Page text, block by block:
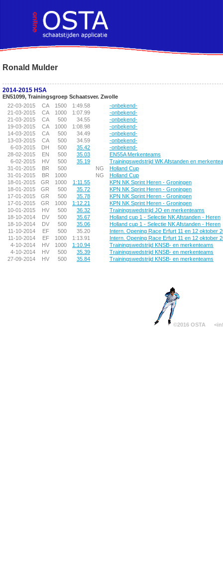
Ronald Mulder
2014-2015 HSA
EN51099, Trainingsgroep Schaatsver. Zwolle
22-03-2015
CA 1500 1:49.58
-onbekend-
21-03-2015
CA 1000 1:07.99
-onbekend-
21-03-2015
CA 500 34.55
-onbekend-
19-03-2015
CA 1000 1:08.98
-onbekend-
14-03-2015
CA 500 34.49
-onbekend-
13-03-2015
CA 500 34.59
-onbekend-
6-03-2015
DH 500 35.42
-onbekend-
28-02-2015
EN 500 35.03
EN55A Merkenteams
6-02-2015
HV 500 35.19
Trainingswedstrijd WK Afstanden en
31-01-2015
BR 500 NG
Holland Cup
31-01-2015
BR 1000 NG
Holland Cup
18-01-2015
GR 1000 1:11.55
KPN NK Sprint Heren - Groningen
18-01-2015
GR 500 35.72
KPN NK Sprint Heren - Groningen
17-01-2015
GR 500 35.78
KPN NK Sprint Heren - Groningen
17-01-2015
GR 1000 1:12.21
KPN NK Sprint Heren - Groningen
10-01-2015
HV 500 36.32
Trainingswedstrijd JO en merkenteams
18-10-2014
DV 500 35.67
Holland cup 1 - Selectie NK Afstanden - Heren
18-10-2014
DV 500 35.06
Holland cup 1 - Selectie NK Afstanden - Heren
11-10-2014
EF 500 35.20
Intern. Opening Race Erfurt 11 en 12 oktober
11-10-2014
EF 1000 1:13.91
Intern. Opening Race Erfurt 11 en 12 oktober
4-10-2014
HV 1000 1:10.94
Trainingswedstrijd KNSB- en merkenteams
4-10-2014
HV 500 35.39
Trainingswedstrijd KNSB- en merkenteams
27-09-2014
HV 500 35.84 Trainingswedstrijd KNSB- en merkenteams
©2016 OSTA